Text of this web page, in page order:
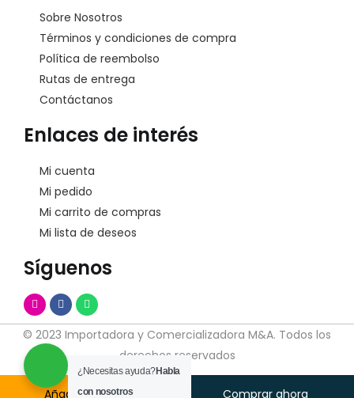
Añadir Al Carrito Comprar ahora
Sobre Nosotros
Términos y condiciones de compra
Política de reembolso
Rutas de entrega
Contáctanos
Enlaces de interés
Mi cuenta
Mi pedido
Mi carrito de compras
Mi lista de deseos
Síguenos
© 2023 Importadora y Comercializadora M&A. Todos los
derechos reservados
¿Necesitas ayuda?Habla
con nosotros